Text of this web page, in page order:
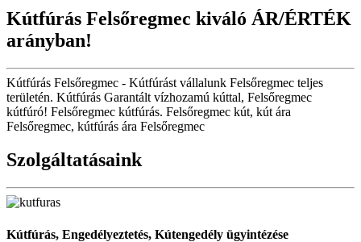
Kútfúrás Felsőregmec kiváló ÁR/ÉRTÉK
arányban!
Kútfúrás Felsőregmec - Kútfúrást vállalunk Felsőregmec teljes
területén. Kútfúrás Garantált vízhozamú kúttal, Felsőregmec
kútfúró! Felsőregmec kútfúrás. Felsőregmec kút, kút ára
Felsőregmec, kútfúrás ára Felsőregmec
Szolgáltatásaink
Kútfúrás, Engedélyeztetés, Kútengedély ügyintézése